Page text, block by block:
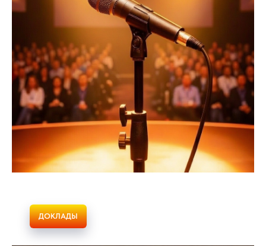
ДОКЛАДЫ